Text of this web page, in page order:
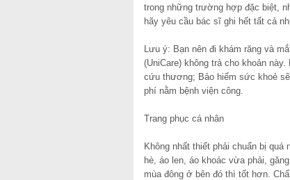
trong những trường hợp đặc biệt,
hãy yêu cầu bác sĩ ghi hết tất cả
Lưu ý: Bạn nên đi khám răng và
(UniCare) không trả cho khoản
cứu thương; Bảo hiểm sức khoẻ
phí nằm bệnh viện công.
Trang phục cá nhân
Không nhất thiết phải chuẩn bị quá
hè, áo len, áo khoác vừa phải,
mùa đông ở bên đó thì tốt hơn.